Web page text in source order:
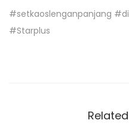
#setkaoslenganpanjang
#Starplus